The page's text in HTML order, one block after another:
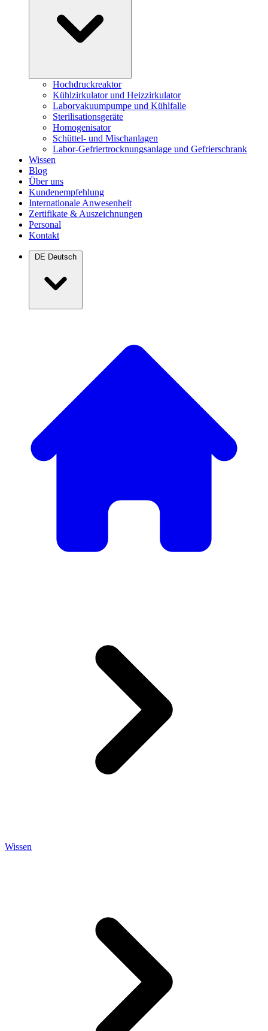
Hochdruckreaktor
Kühlzirkulator und Heizzirkulator
Laborvakuumpumpe und Kühlfalle
Sterilisationsgeräte
Homogenisator
Schüttel- und Mischanlagen
Labor-Gefriertrocknungsanlage und Gefrierschrank
Wissen
Blog
Über uns
Kundenempfehlung
Internationale Anwesenheit
Zertifikate & Auszeichnungen
Personal
Kontakt
DE Deutsch
Wissen